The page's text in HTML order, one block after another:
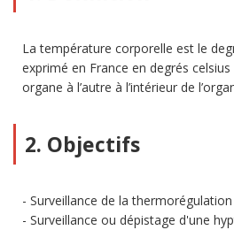
La température corporelle est le
exprimé en France en degrés celsius
organe à l’autre à l’intérieur de
2. Objectifs
Surveillance de la thermorégulation
Surveillance ou dépistage d'une